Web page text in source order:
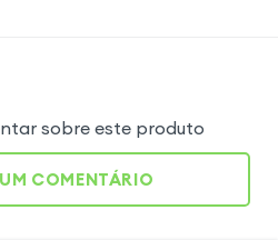
sobre este produto
COMENTÁRIO